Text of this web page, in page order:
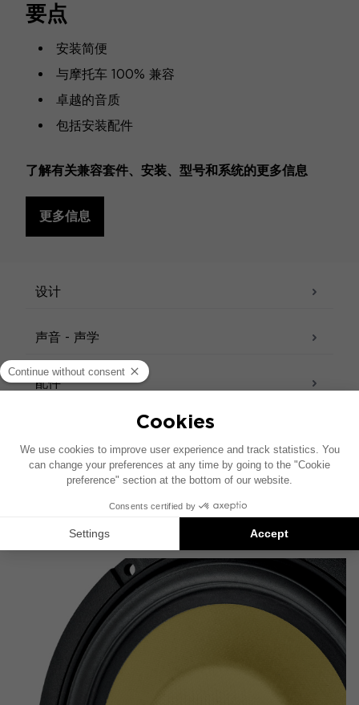
要点
安装简便
与摩托车 100% 兼容
卓越的音质
包括安装配件
了解有关兼容套件、安装、型号和系统的更多信息
更多信息
设计
声音 - 声学
配件
技术参数表 产品资料表 用户手册
FOCAL INSIDE 目录
技术